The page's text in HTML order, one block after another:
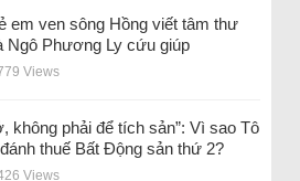
em ven sông Hồng viết tâm thư
Ngô Phương Ly cứu giúp
Views
không phải để tích sản”: Vì sao Tô
thuế Bất Động sản thứ 2?
Views